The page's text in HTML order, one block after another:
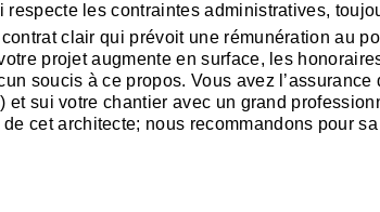
respecte les contraintes administratives,
clair qui prévoit une rémunération au
projet augmente en surface, les
soucis à ce propos. Vous avez
et sui votre chantier avec un grand
cet architecte; nous recommandons pour